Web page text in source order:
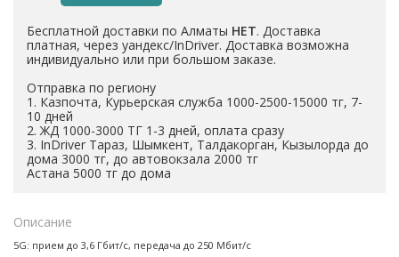
Бесплатной доставки по Алматы НЕТ. Доставка
платная, через уандекс/InDriver. Доставка возможна
индивидуально или при большом заказе.
Отправка по региону
1. Казпочта, Курьерская служба 1000-2500-15000 тг, 7-
10 дней
2. ЖД 1000-3000 ТГ 1-3 дней, оплата сразу
3. InDriver Тараз, Шымкент, Талдакорган, Кызылорда до
дома 3000 тг, до автовокзала 2000 тг
Астана 5000 тг до дома
Описание
5G: прием до 3,6 Гбит/с, передача до 250 Мбит/с